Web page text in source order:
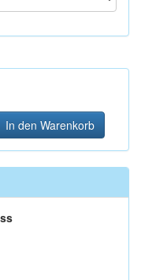
In den Warenkorb